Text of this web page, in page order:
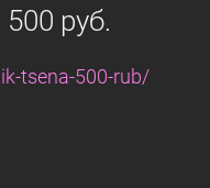
руб.
tsena-500-rub/